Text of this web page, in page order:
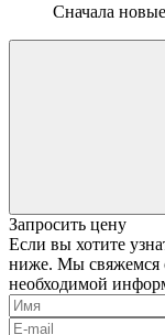
Сначала новые
Запросить цену
Если вы хотите
ниже. Мы свяжемся
необходимой